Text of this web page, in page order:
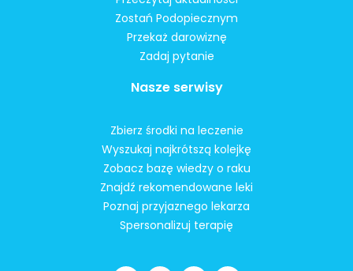
Zostań Podopiecznym
Przekaż darowiznę
Zadaj pytanie
Nasze serwisy
Zbierz środki na leczenie
Wyszukaj najkrótszą kolejkę
Zobacz bazę wiedzy o raku
Znajdź rekomendowane leki
Poznaj przyjaznego lekarza
Spersonalizuj terapię